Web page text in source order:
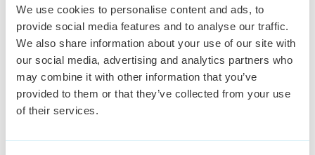
We use cookies to personalise content and ads, to
provide social media features and to analyse our traffic.
We also share information about your use of our site with
our social media, advertising and analytics partners who
may combine it with other information that you’ve
provided to them or that they’ve collected from your use
of their services.
Zeker een goed idee, wil je weten waarom?